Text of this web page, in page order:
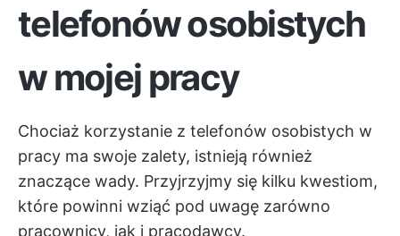
telefonów osobistych
w mojej pracy
Chociaż korzystanie z telefonów osobistych w
pracy ma swoje zalety, istnieją również
znaczące wady. Przyjrzyjmy się kilku kwestiom,
które powinni wziąć pod uwagę zarówno
pracownicy, jak i pracodawcy.